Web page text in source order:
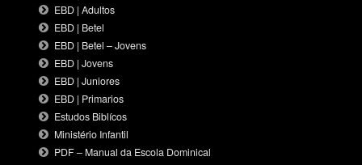
EBD | Adultos
EBD | Betel
EBD | Betel – Jovens
EBD | Jovens
EBD | Juniores
EBD | Primarios
Estudos Biblícos
Ministério Infantil
PDF – Manual da Escola Dominical